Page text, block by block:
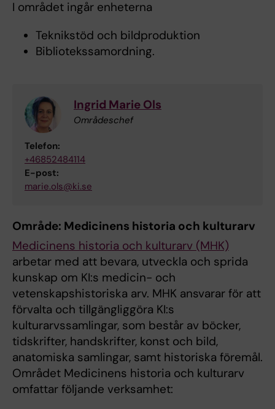
I området ingår enheterna
Teknikstöd och bildproduktion
Bibliotekssamordning.
Ingrid Marie Ols
Områdeschef
Telefon:
+46852484114
E-post:
marie.ols@ki.se
Område: Medicinens historia och kulturarv
Medicinens historia och kulturarv (MHK)
arbetar med att bevara, utveckla och sprida
kunskap om KI:s medicin- och
vetenskapshistoriska arv. MHK ansvarar för att
förvalta och tillgängliggöra KI:s
kulturarvssamlingar, som består av böcker,
tidskrifter, handskrifter, konst och bild,
anatomiska samlingar, samt historiska föremål.
Området Medicinens historia och kulturarv
omfattar följande verksamhet: